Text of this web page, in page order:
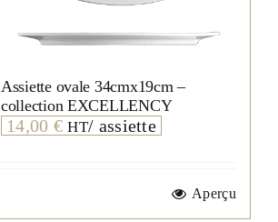
Assiette ovale 34cmx19cm –
collection EXCELLENCY
14,00 € HT/ assiette
Aperçu